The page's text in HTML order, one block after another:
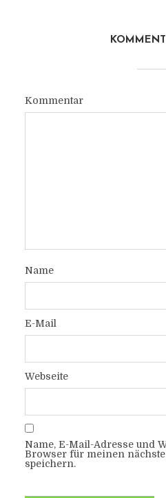
Kommentar
Name
E-Mail
Webseite
Name, E-Mail-Adresse und
Browser für meinen
speichern.